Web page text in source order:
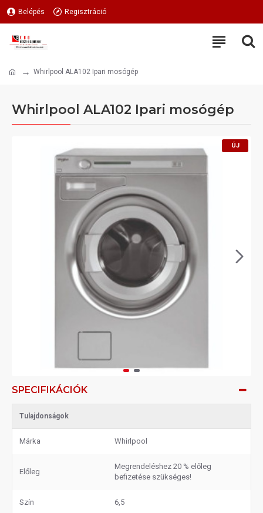
Belépés Regisztráció
Whirlpool ALA102 Ipari mosógép
Whirlpool ALA102 Ipari mosógép
ÚJ
SPECIFIKÁCIÓK
Tulajdonságok
Márka Whirlpool
Előleg
Megrendeléshez 20 % előleg
befizetése szükséges!
Szín 6,5